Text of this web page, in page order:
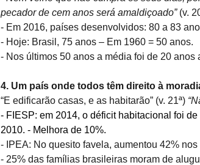
pecador de cem anos será amaldiçoado” (v.
- Em 2016, países desenvolvidos: 80 a 83
- Hoje: Brasil, 75 anos – Em 1960 = 50 anos.
- Nos últimos 50 anos a média foi de 20 anos
4. Um país onde todos têm direito à
“E edificarão casas, e as habitarão” (v. 21ª)
- FIESP: em 2014, o déficit habitacional foi
2010. - Melhora de 10%.
- IPEA: No quesito favela, aumentou 42%
- 25% das famílias brasileiras moram de